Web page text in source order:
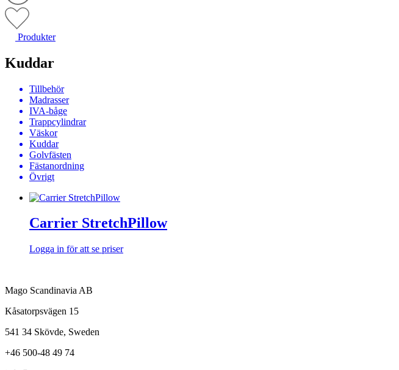
Produkter
Kuddar
Tillbehör
Madrasser
IVA‐båge
Trappcylindrar
Väskor
Kuddar
Golvfästen
Fästanordning
Övrigt
Carrier StretchPillow
Logga in för att se priser
Mago Scandinavia AB
Kåsatorpsvägen 15
541 34 Skövde, Sweden
+46 500-48 49 74